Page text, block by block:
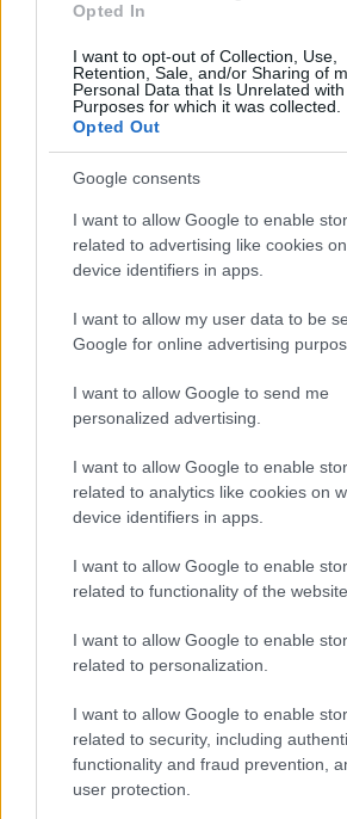
Opted In
I want to opt-out of Collection, Use,
Retention, Sale, and/or Sharing of
Personal Data that Is Unrelated
Purposes for which it was collected.
Opted Out
Google consents
I want to allow Google to enable
related to advertising like cookies
device identifiers in apps.
I want to allow my user data to be
Google for online advertising
I want to allow Google to send me
personalized advertising.
I want to allow Google to enable
related to analytics like cookies on
device identifiers in apps.
I want to allow Google to enable
related to functionality of the
I want to allow Google to enable
related to personalization.
I want to allow Google to enable
related to security, including
functionality and fraud prevention,
user protection.
chodzenie po szlakach
mózg i nastrój
Opublikowano: 10 kwietnia 2025
Wędrówki piesze to coś więcej niż
na świeżym powietrzu; to brama do
korzyści zdrowotnych. Poprawiają
fizyczną, jak i zdrowie psychiczne.
eksploracji różnych szlaków
prowadzi do lepszego zdrowia
samopoczucia emocjonalnego.
chorób przewlekłych. Poprawiają
pomagają budować więzi
holistyczne podejście do lepszego
więcej...
Bieganie i zdrowie: Co dzieje
gdy biegasz?
Opublikowano: 9 kwietnia 2025
Bieganie wyróżnia się jako bardzo
ćwiczeń, atrakcyjna zarówno dla
fitnessu, jak i osób chcących
zdrowie. Wymaga minimalnego
uprawiać niemal wszędzie i o
osób. Eksperci podkreślają jego
głównie dla zdrowia układu
pokazują, że zaledwie 10 minut
obniżyć ryzyko chorób serca.